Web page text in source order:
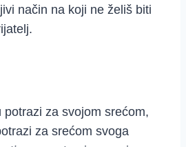
način na koji ne želiš biti
potrazi za svojom srećom,
za srećom svoga